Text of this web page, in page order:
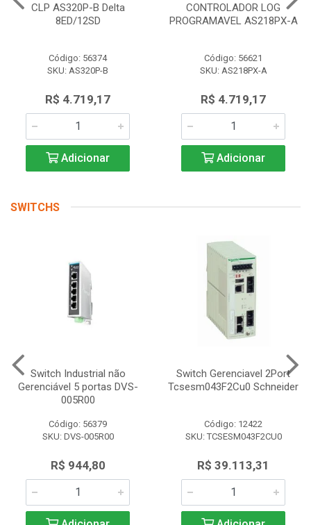
CLP AS320P-B Delta
8ED/12SD
Código: 56374
SKU: AS320P-B
R$ 4.719,17
Adicionar
CONTROLADOR LOG
PROGRAMAVEL AS218PX-A
Código: 56621
SKU: AS218PX-A
R$ 4.719,17
Adicionar
SWITCHS
Switch Industrial não
Gerenciável 5 portas DVS-
005R00
Código: 56379
SKU: DVS-005R00
R$ 944,80
Switch Gerenciavel 2Port
Tcsesm043F2Cu0 Schneider
Código: 12422
SKU: TCSESM043F2CU0
R$ 39.113,31